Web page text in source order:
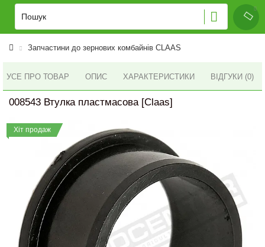
Запчастини до зернових комбайнів CLAAS
УСЕ ПРО ТОВАР ОПИС ХАРАКТЕРИСТИКИ ВІДГУКИ (0)
008543 Втулка пластмасова [Claas]
Хіт продаж